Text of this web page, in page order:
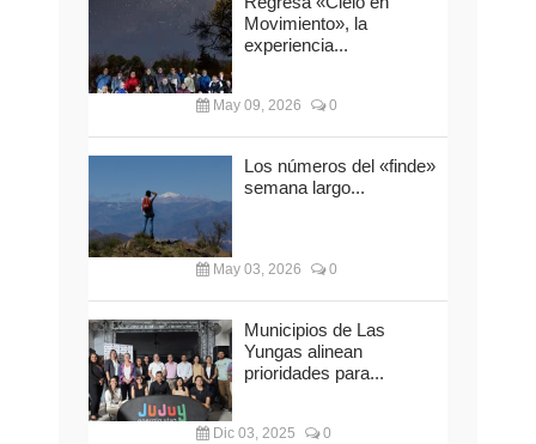
Movimiento», la
experiencia...
May 09, 2026 0
Los números del «finde»
semana largo...
May 03, 2026 0
Municipios de Las
Yungas alinean
prioridades para...
Dic 03, 2025 0